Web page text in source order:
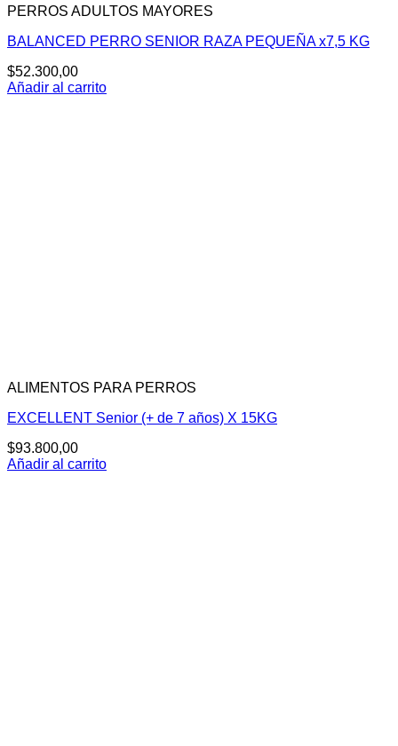
PERROS ADULTOS MAYORES
BALANCED PERRO SENIOR RAZA PEQUEÑA x7,5 KG
$52.300,00
Añadir al carrito
ALIMENTOS PARA PERROS
EXCELLENT Senior (+ de 7 años) X 15KG
$93.800,00
Añadir al carrito